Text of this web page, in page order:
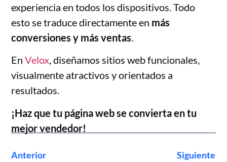
experiencia en todos los dispositivos. Todo
esto se traduce directamente en más
conversiones y más ventas.
EnVelox, diseñamos sitios web funcionales,
visualmente atractivos y orientados a
resultados.
¡Haz que tu página web se convierta en tu
mejor vendedor!
Anterior Siguiente